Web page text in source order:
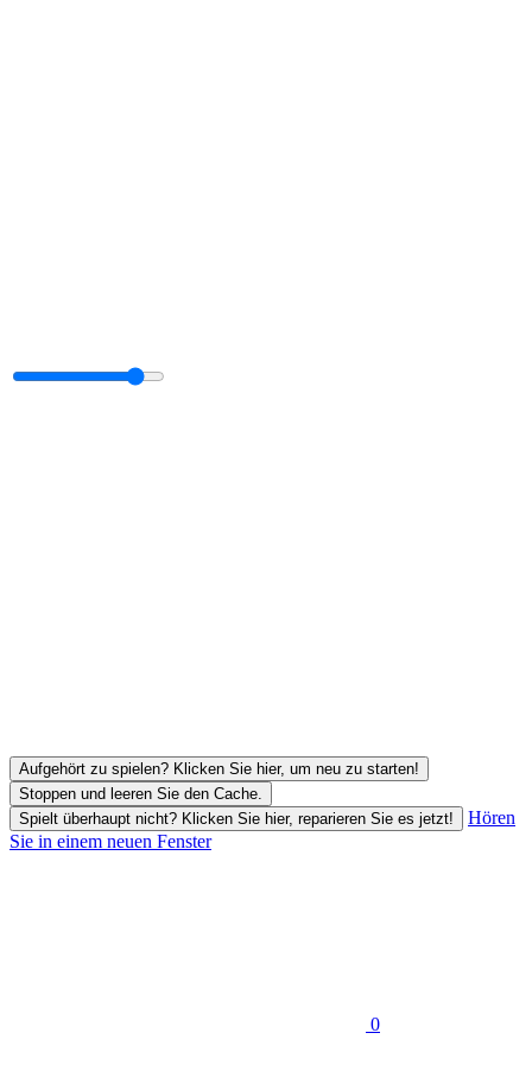
Aufgehört zu spielen? Klicken Sie hier, um neu zu starten!
Stoppen und leeren Sie den Cache.
Spielt überhaupt nicht? Klicken Sie hier, reparieren Sie es jetzt!
Hören
Sie in einem neuen Fenster
0